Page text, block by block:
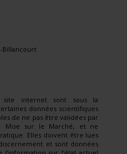
Billancourt
site internet sont sous la
données scientifiques
de ne pas être validées par
Mise sur le Marché, et ne
Elles doivent être lues
et sont données